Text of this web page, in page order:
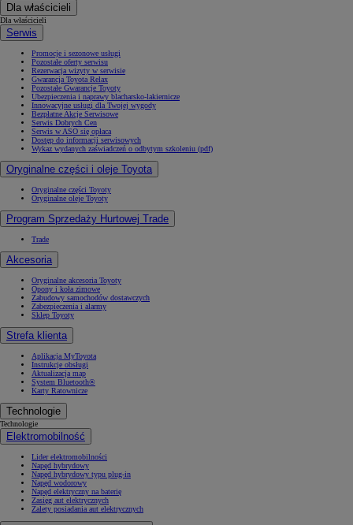
Dla właścicieli
Dla właścicieli
Serwis
Promocje i sezonowe usługi
Pozostałe oferty serwisu
Rezerwacja wizyty w serwisie
Gwarancja Toyota Relax
Pozostałe Gwarancje Toyoty
Ubezpieczenia i naprawy blacharsko-lakiernicze
Innowacyjne usługi dla Twojej wygody
Bezpłatne Akcje Serwisowe
Serwis Dobrych Cen
Serwis w ASO się opłaca
Dostęp do informacji serwisowych
Wykaz wydanych zaświadczeń o odbytym szkoleniu (pdf)
Oryginalne części i oleje Toyota
Oryginalne części Toyoty
Oryginalne oleje Toyoty
Program Sprzedaży Hurtowej Trade
Trade
Akcesoria
Oryginalne akcesoria Toyoty
Opony i koła zimowe
Zabudowy samochodów dostawczych
Zabezpieczenia i alarmy
Sklep Toyoty
Strefa klienta
Aplikacja MyToyota
Instrukcje obsługi
Aktualizacja map
System Bluetooth®
Karty Ratownicze
Technologie
Technologie
Elektromobilność
Lider elektromobilności
Napęd hybrydowy
Napęd hybrydowy typu plug-in
Napęd wodorowy
Napęd elektryczny na baterię
Zasięg aut elektrycznych
Zalety posiadania aut elektrycznych